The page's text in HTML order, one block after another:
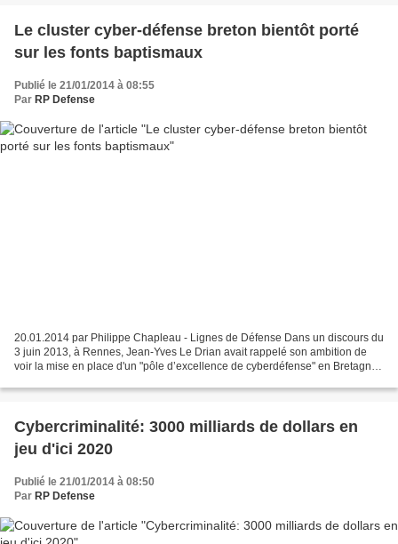
Le cluster cyber-défense breton bientôt porté
sur les fonts baptismaux
Publié le 21/01/2014 à 08:55
Par RP Defense
20.01.2014 par Philippe Chapleau - Lignes de Défense Dans un discours du
3 juin 2013, à Rennes, Jean-Yves Le Drian avait rappelé son ambition de
voir la mise en place d'un "pôle d’excellence de cyberdéfense" en Bretagne,
Cybercriminalité: 3000 milliards de dollars en
jeu d'ici 2020
Publié le 21/01/2014 à 08:50
Par RP Defense